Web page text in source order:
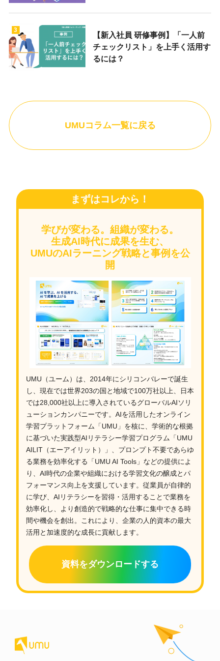
3
【新入社員 研修事例】「一人前
チェックリスト」を上手く活用す
るには？
UMUコラム一覧に戻る
まずはコレから！
学びが変わる。組織が変わる。
生成AI時代に成果を生む、
UMUのAIラーニング戦略と事例を公
開
UMU（ユーム）は、2014年にシリコンバレーで誕生
し、現在では世界203の国と地域で100万社以上、日本
では28,000社以上に導入されているグローバルAIソリ
ューションカンパニーです。AIを活用したオンライン
学習プラットフォーム「UMU」を核に、学術的な根拠
に基づいた実践型AIリテラシー学習プログラム「UMU
AILIT（エーアイリット）」、プロンプト不要であらゆ
る業務を効率化する「UMU AI Tools」などの提供によ
り、AI時代の企業や組織における学習文化の醸成とパ
フォーマンス向上を支援しています。従業員が自律的
に学び、AIリテラシーを習得・活用することで業務を
効率化し、より創造的で戦略的な仕事に集中できる時
間や機会を創出。これにより、企業の人的資本の最大
活用と加速度的な成長に貢献します。
資料をダウンロードする